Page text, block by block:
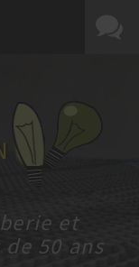
et
50 ans